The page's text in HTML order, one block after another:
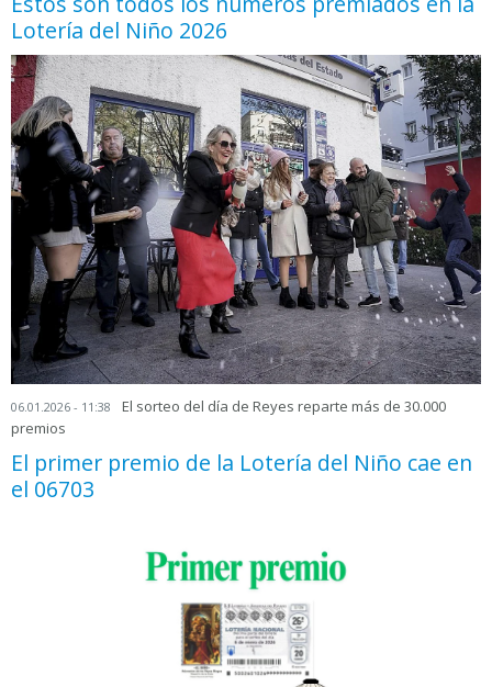
Lotería del Niño 2026
06.01.2026 - 11:38
El sorteo del día de Reyes reparte más de 30.000
premios
El primer premio de la Lotería del Niño cae en
el 06703